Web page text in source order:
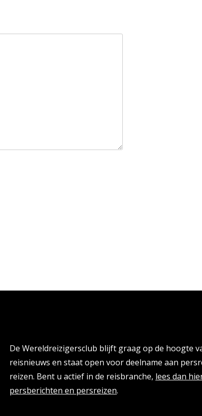
De Wereldreizigersclub blijft graag op de hoogte
reisnieuws en staat open voor deelname aan
reizen. Bent u actief in de reisbranche, lees dan
persberichten en persreizen.